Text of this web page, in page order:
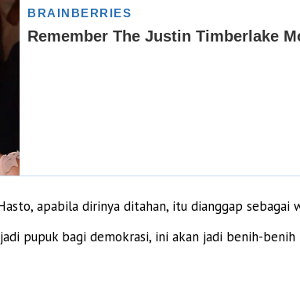
apabila dirinya ditahan, itu dianggap sebagai
pupuk bagi demokrasi, ini akan jadi benih-